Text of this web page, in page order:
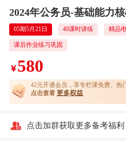
2024年公务员-基础能力
05期5月21日 40课时讲练 精品
课后作业练习巩固
￥580
42元开通会员，享专栏课免费、热
点击查看 更多权益
点击加群获取更多备考福利